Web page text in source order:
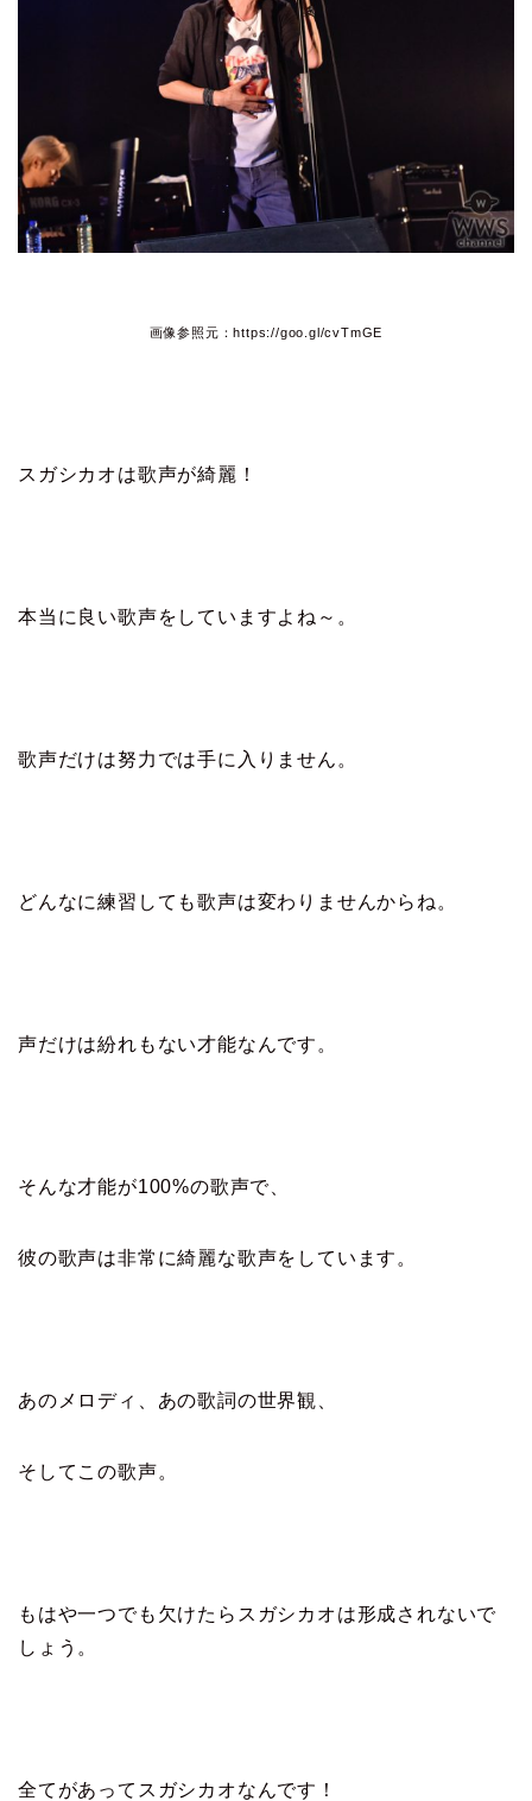
画像参照元：https://goo.gl/cvTmGE
スガシカオは歌声が綺麗！
本当に良い歌声をしていますよね～。
歌声だけは努力では手に入りません。
どんなに練習しても歌声は変わりませんからね。
声だけは紛れもない才能なんです。
そんな才能が100%の歌声で、
彼の歌声は非常に綺麗な歌声をしています。
あのメロディ、あの歌詞の世界観、
そしてこの歌声。
もはや一つでも欠けたらスガシカオは形成されないで
しょう。
全てがあってスガシカオなんです！